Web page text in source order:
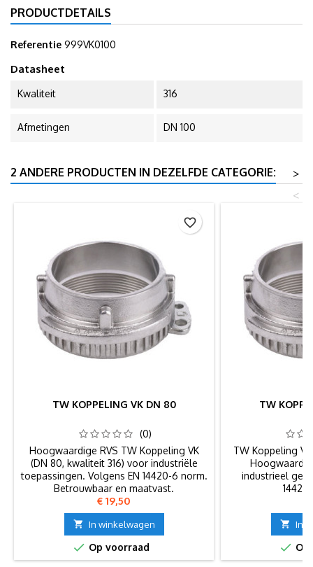
PRODUCTDETAILS
Referentie 999VK0100
Datasheet
Kwaliteit 316
Afmetingen DN 100
2 ANDERE PRODUCTEN IN DEZELFDE CATEGORIE:
>
<
TW KOPPELING VK DN 80
(0)
Hoogwaardige RVS TW Koppeling VK
(DN 80, kwaliteit 316) voor industriële
toepassingen. Volgens EN 14420-6 norm.
Betrouwbaar en maatvast.
Prijs
€ 19,50
 In winkelwagen
 Op voorraad
favorite_border
TW
TW Koppeling
industrieel
 In
 Op